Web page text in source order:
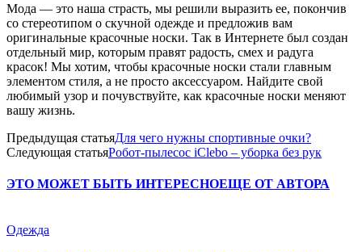
Мода — это наша страсть, мы решили выразить ее, покончив
со стереотипом о скучной одежде и предложив вам
оригинальные красочные носки. Так в Интернете был создан
отдельный мир, которым правят радость, смех и радуга
красок! Мы хотим, чтобы красочные носки стали главным
элементом стиля, а не просто аксессуаром. Найдите свой
любимый узор и почувствуйте, как красочные носки меняют
вашу жизнь.
Предыдущая статьяДля чего нужны спортивные очки?
Следующая статьяРобот-пылесос iClebo – уборка без рук
ЭТО МОЖЕТ БЫТЬ ИНТЕРЕСНОЕЩЕ ОТ АВТОРА
Одежда